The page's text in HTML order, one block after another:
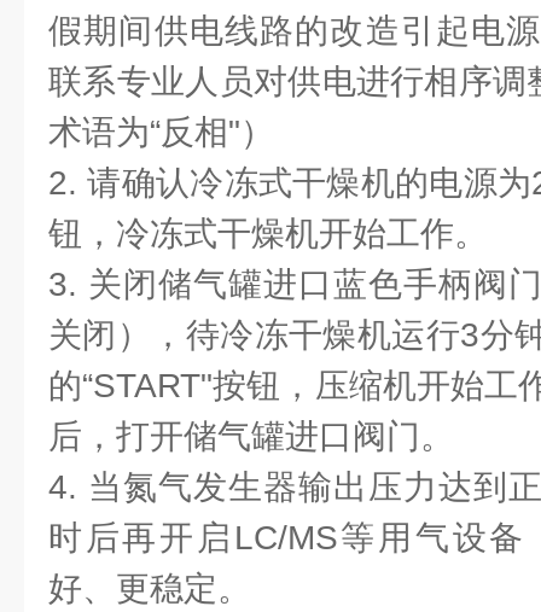
假期间供电线路的改造引起电
联系专业人员对供电进行相序调
术语为“反相"）
2. 请确认冷冻式干燥机的电源
钮，冷冻式干燥机开始工作。
3. 关闭储气罐进口蓝色手柄阀
关闭），待冷冻干燥机运行3分
的“START"按钮，压缩机开始工
后，打开储气罐进口阀门。
4. 当氮气发生器输出压力达到
时后再开启LC/MS等用气设
好、更稳定。